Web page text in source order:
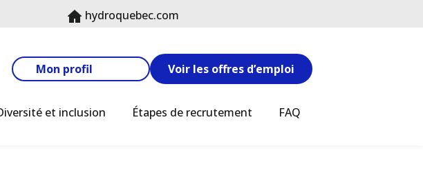
hydroquebec.com
et inclusion Étapes de recrutement FAQ
Mon profil Voir les offres d’emploi